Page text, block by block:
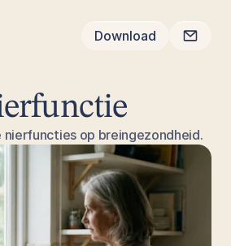
Download
op breingezondheid.